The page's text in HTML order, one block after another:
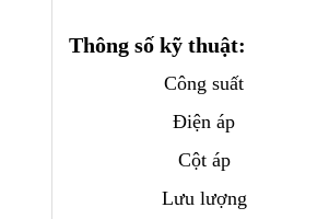
Thông số kỹ thuật:
Công suất
Điện áp
Cột áp
Lưu lượng